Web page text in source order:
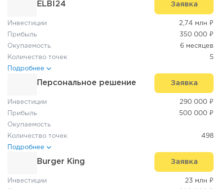
ELBI24 Заявка
Инвестиции 2,74 млн ₽
Прибыль 350 000 ₽
Окупаемость 6 месяцев
Количество точек 5
Подробнее
Персональное решение Заявка
Инвестиции 290 000 ₽
Прибыль 500 000 ₽
Окупаемость
Количество точек 498
Подробнее
Burger King Заявка
Инвестиции 23 млн ₽